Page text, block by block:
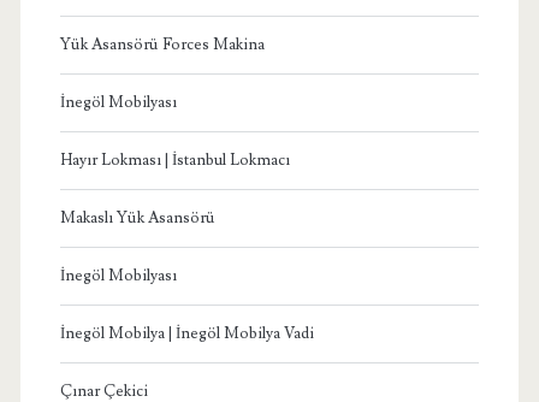
Yük Asansörü Forces Makina
İnegöl Mobilyası
Hayır Lokması | İstanbul Lokmacı
Makaslı Yük Asansörü
İnegöl Mobilyası
İnegöl Mobilya | İnegöl Mobilya Vadi
Çınar Çekici